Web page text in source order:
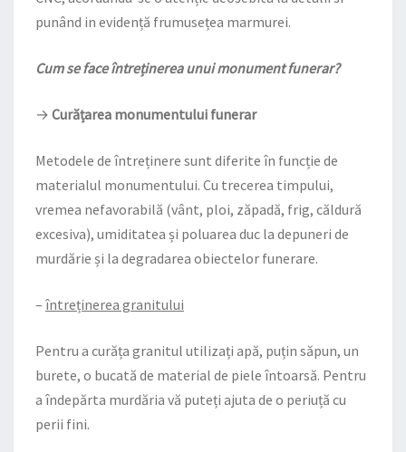
punând in evidență frumusețea marmurei.
Cum se face întreținerea unui monument funerar?
→ Curățarea monumentului funerar
Metodele de întreținere sunt diferite în funcție de
materialul monumentului. Cu trecerea timpului,
vremea nefavorabilă (vânt, ploi, zăpadă, frig, căldură
excesiva), umiditatea și poluarea duc la depuneri de
murdărie și la degradarea obiectelor funerare.
– întreținerea granitului
Pentru a curăța granitul utilizați apă, puțin săpun, un
burete, o bucată de material de piele întoarsă. Pentru
a îndepărta murdăria vă puteți ajuta de o periuță cu
perii fini.